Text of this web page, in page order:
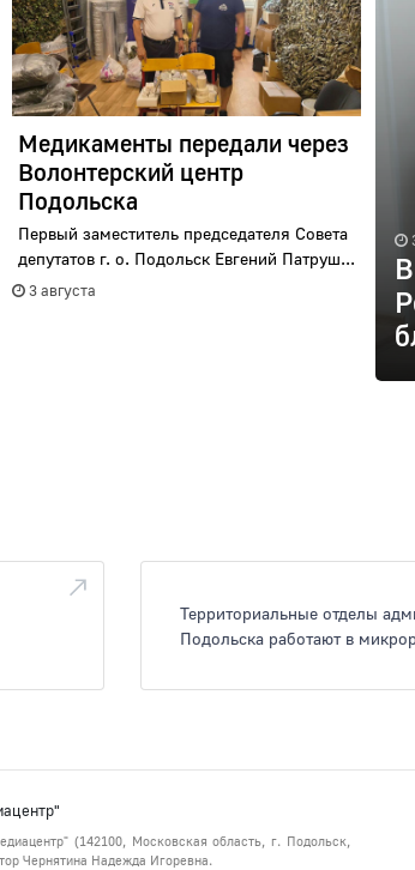
Медикаменты передали через
Волонтерский центр
Подольска
Первый заместитель председателя Совета
депутатов г. о. Подольск Евгений Патруш...
3 августа
Территориальные отделы
Подольска работают в
(142100, Московская область, г. Подольск,
Чернятина Надежда Игоревна.